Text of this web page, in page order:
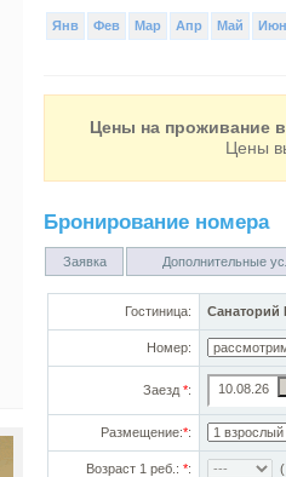
Янв Фев Мар Апр Май Июн
Цены на проживание
Цены
Бронирование номера
Заявка Дополнительные
Гостиница: Санаторий
Номер:
Заезд *:
Размещение:*:
Возраст 1 реб.: *: